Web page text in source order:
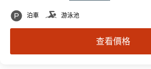
泊車 游泳池
查看價格